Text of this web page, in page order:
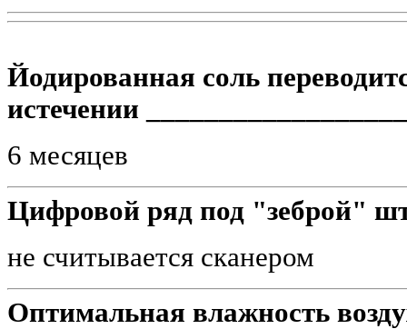
Йодированная соль
истечении
6 месяцев
Цифровой ряд под "зеброй"
нe считывается сканером
Оптимальная влажность